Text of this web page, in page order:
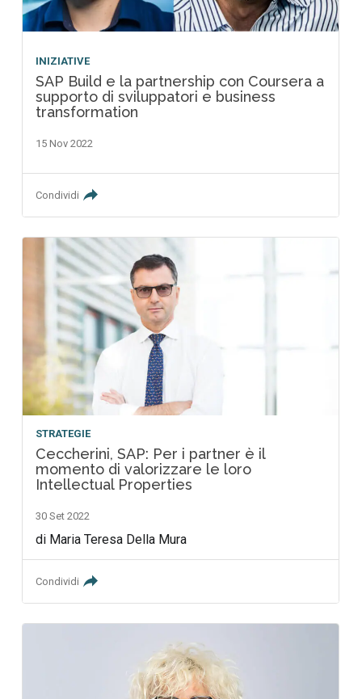
INIZIATIVE
SAP Build e la partnership con Coursera a
supporto di sviluppatori e business
transformation
15 Nov 2022
Condividi
STRATEGIE
Ceccherini, SAP: Per i partner è il
momento di valorizzare le loro
Intellectual Properties
30 Set 2022
di Maria Teresa Della Mura
Condividi